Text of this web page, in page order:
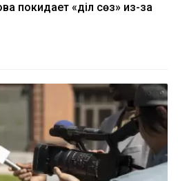
покидает «Әділ сөз» из-за